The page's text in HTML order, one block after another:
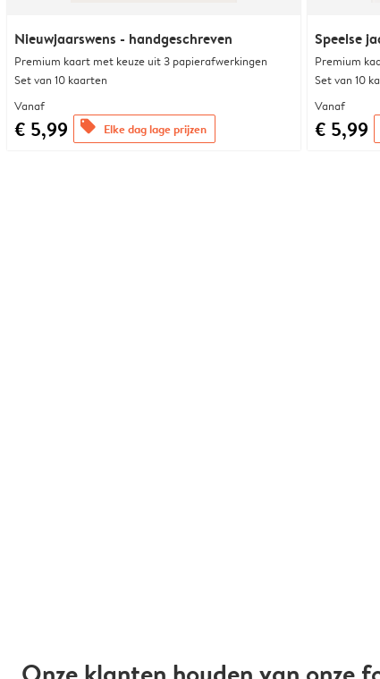
Nieuwjaarswens - handgeschreven
Premium kaart met keuze uit 3 papierafwerkingen
Set van 10 kaarten
Vanaf
€ 5,99 offers Elke dag lage prijzen
Speelse
Premium
Set van 10
Vanaf
€ 5,99